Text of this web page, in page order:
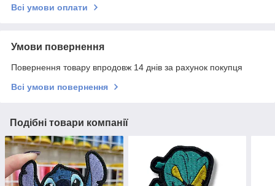
Всі умови оплати
Умови повернення
Повернення товару впродовж 14 днів за рахунок покупця
Всі умови повернення
Подібні товари компанії